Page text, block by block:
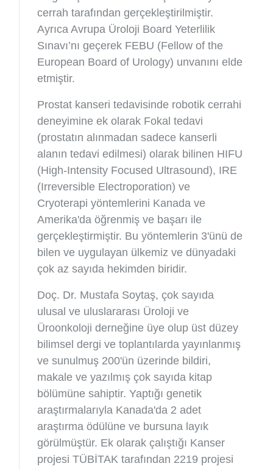
cerrah tarafından gerçekleştirilmiştir.
Ayrıca Avrupa Üroloji Board Yeterlilik
Sınavı’nı geçerek FEBU (Fellow of the
European Board of Urology) unvanını elde
etmiştir.
Prostat kanseri tedavisinde robotik cerrahi
deneyimine ek olarak Fokal tedavi
(prostatın alınmadan sadece kanserli
alanın tedavi edilmesi) olarak bilinen HIFU
(High-Intensity Focused Ultrasound), IRE
(Irreversible Electroporation) ve
Cryoterapi yöntemlerini Kanada ve
Amerika'da öğrenmiş ve başarı ile
gerçekleştirmiştir. Bu yöntemlerin 3'ünü de
bilen ve uygulayan ülkemiz ve dünyadaki
çok az sayıda hekimden biridir.
Doç. Dr. Mustafa Soytaş, çok sayıda
ulusal ve uluslararası Üroloji ve
Üroonkoloji derneğine üye olup üst düzey
bilimsel dergi ve toplantılarda yayınlanmış
ve sunulmuş 200'ün üzerinde bildiri,
makale ve yazılmış çok sayıda kitap
bölümüne sahiptir. Yaptığı genetik
araştırmalarıyla Kanada'da 2 adet
araştırma ödülüne ve bursuna layık
görülmüştür. Ek olarak çalıştığı Kanser
projesi TÜBİTAK tarafından 2219 projesi